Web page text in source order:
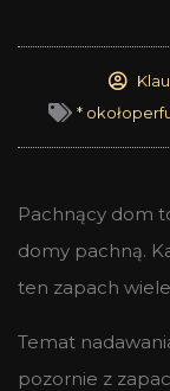
*
Pachnący dom
domy pachną.
ten zapach
Temat
pozornie z